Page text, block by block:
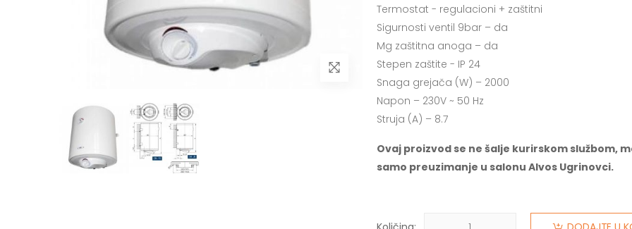
Termostat - regulacioni + zaštitni
Sigurnosti ventil 9bar – da
Mg zaštitna anoga – da
Stepen zaštite - IP 24
Snaga grejača (W) – 2000
Napon – 230V ~ 50 Hz
Struja (A) – 8.7
Ovaj proizvod se ne šalje kurirskom službom,
samo preuzimanje u salonu Alvos Ugrinovci.